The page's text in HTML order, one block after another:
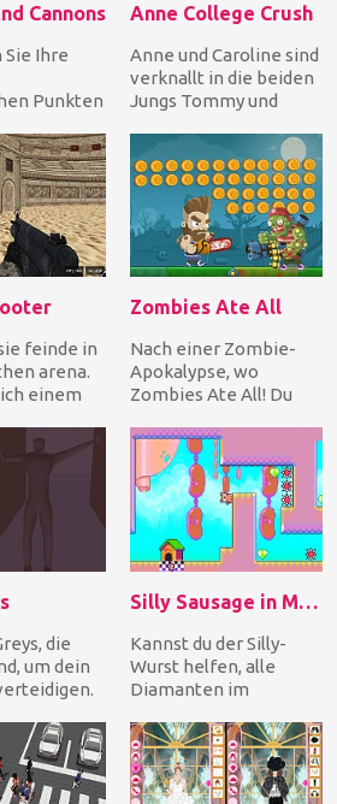
Cannons
Ihre
Punkten
Anne College Crush
Anne und Caroline sind
verknallt in die beiden
Jungs Tommy und
ignorieren ihre Existe...
feinde in
arena.
einem
un...
Zombies Ate All
Nach einer Zombie-
Apokalypse, wo
Zombies Ate All! Du
Mensch, der übrig
geblieben is...
die
um dein
v...
Silly Sausage in Meat Land
Kannst du der Silly-
Wurst helfen, alle
Diamanten im
Fleischland zu
sammeln? Aber Sie
mü...